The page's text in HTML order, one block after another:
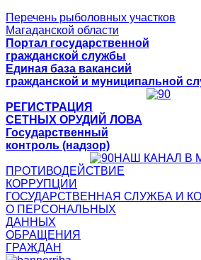
Перечень рыболовных участков
Магаданской области
Портал государственной
гражданской службы
Единая база вакансий
гражданской и муниципальной
РЕГИСТРАЦИЯ
СЕТНЫХ ОРУДИЙ ЛОВА
Государственный
контроль (надзор)
НАШ КАНАЛ В
ПРОТИВОДЕЙСТВИЕ
КОРРУПЦИИ
ГОСУДАРСТВЕННАЯ СЛУЖБА И
О ПЕРСОНАЛЬНЫХ
ДАННЫХ
ОБРАЩЕНИЯ
ГРАЖДАН